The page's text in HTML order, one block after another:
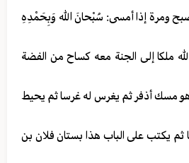
ومرة إذا أمسى: سُبْحانَ الله وَبِحَمْدِهِ
ملكا إلى الجنة معه كساح من الفضة
مسك أذفر ثم يغرس له غرسا ثم يحيط
ثم يكتب على الباب هذا بستان فلان بن